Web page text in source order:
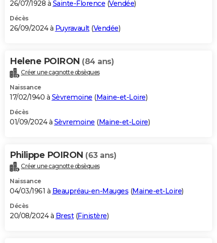
26/07/1928 à Sainte-Florence (Vendée)
Décès
26/09/2024 à Puyravault(Vendée)
Helene POIRON (84 ans)
Créer une cagnotte obsèques
Naissance
17/02/1940 à Sèvremoine (Maine-et-Loire)
Décès
01/09/2024 à Sèvremoine (Maine-et-Loire)
Philippe POIRON (63 ans)
Créer une cagnotte obsèques
Naissance
04/03/1961 à Beaupréau-en-Mauges (Maine-et-Loire)
Décès
20/08/2024 à Brest(Finistère)